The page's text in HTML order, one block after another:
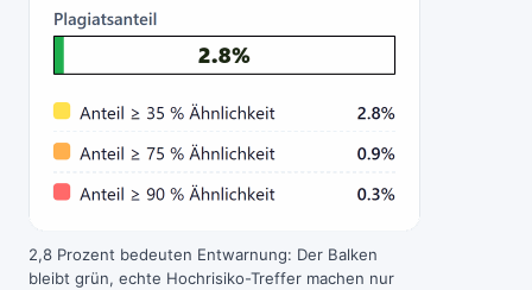
2,8 Prozent bedeuten Entwarnung: Der Balken
bleibt grün, echte Hochrisiko-Treffer machen nur